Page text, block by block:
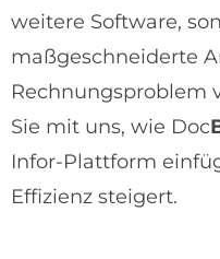
weitere Software,
maßgeschneiderte
Rechnungsproblem
Sie mit uns, wie Doc
Infor-Plattform
Effizienz steigert.